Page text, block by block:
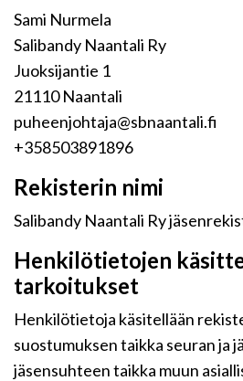
Sami Nurmela
Salibandy Naantali Ry
Juoksijantie 1
21110 Naantali
puheenjohtaja@sbnaantali.fi
+358503891896
Rekisterin nimi
Salibandy Naantali Ry
Henkilötietojen
tarkoitukset
Henkilötietoja käsitellään
suostumuksen taikka seuran ja
jäsensuhteen taikka muun